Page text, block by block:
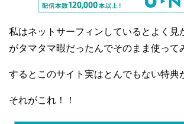
私はネットサーフィンしているとよく見
がタマタマ暇だったんでそのまま使って
するとこのサイト実はとんでもない特典
それがこれ！！